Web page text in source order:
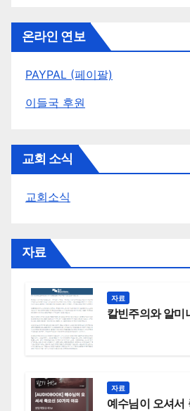
온라인 연보
PAYPAL (페이팔)
이들국 후원
교회 소식
교회소식
자료
자료
칼빈주의와 알미
자료
예수님이 오셔서